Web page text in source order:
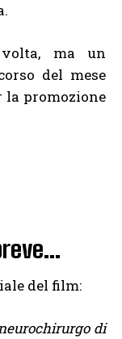
ma un
del mese
promozione
del film:
di